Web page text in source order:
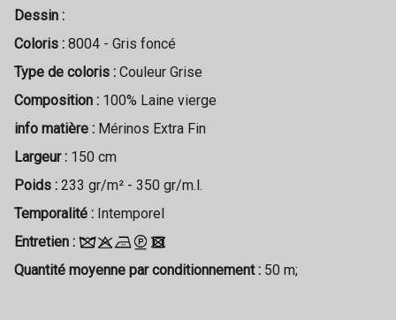
Dessin :
Coloris : 8004 - Gris foncé
Type de coloris : Couleur Grise
Composition : 100% Laine vierge
info matière : Mérinos Extra Fin
Largeur : 150 cm
Poids : 233 gr/m² - 350 gr/m.l.
Temporalité : Intemporel
Entretien :
Quantité moyenne par conditionnement : 50 m;